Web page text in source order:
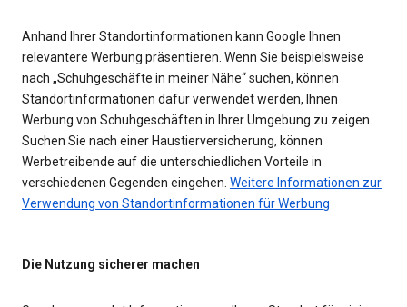
Anhand Ihrer Standortinformationen kann Google Ihnen
relevantere Werbung präsentieren. Wenn Sie beispielsweise
nach „Schuhgeschäfte in meiner Nähe“ suchen, können
Standortinformationen dafür verwendet werden, Ihnen
Werbung von Schuhgeschäften in Ihrer Umgebung zu zeigen.
Suchen Sie nach einer Haustierversicherung, können
Werbetreibende auf die unterschiedlichen Vorteile in
verschiedenen Gegenden eingehen. Weitere Informationen zur
Verwendung von Standortinformationen für Werbung
Die Nutzung sicherer machen